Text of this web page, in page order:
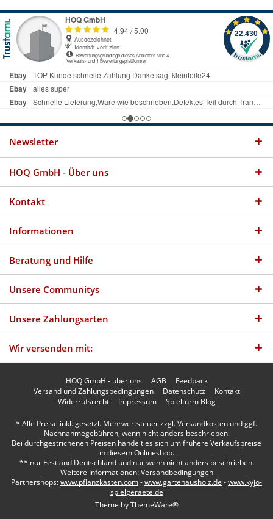
Newsletter
HOQ GmbH - Über uns
Kontakt
Informationen
Beratung und Hilfe
Unsere Communitys
Unsere Zahlungsarten
Wir versenden mit:
HOQ GmbH - über uns AGB
Feedback
Versand und Zahlungsbedingungen
Datenschutz
Kontakt
Widerrufsrecht
Impressum Spielturm Blog
* Alle Preise inkl. gesetzl. Mehrwertsteuer zzgl.Versandkosten und ggf.
Nachnahmegebühren, wenn nicht anders beschrieben.
Bei durchgestrichenen Preisen handelt es sich um frühere Verkaufspreise
in diesem Onlineshop.
** nur Festland Deutschland und nur wenn nicht anders beschrieben.
Weitere Informationen:Versandbedingungen
Partnershops:www.pflanzkasten.com-www.gartenausholz.de -www.kyjo-
spielgeraete.de
Theme byThemeWare®